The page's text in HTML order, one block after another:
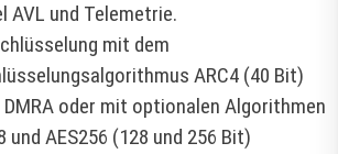
AVL und Telemetrie.
mit dem
ARC4 (40 Bit)
DMRA oder mit optionalen Algorithmen
und AES256 (128 und 256 Bit)